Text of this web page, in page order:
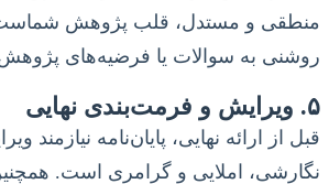
منطقی و مستدل، قلب پژوهش
روشنی به سوالات یا فرضیه‌های
۵. ویرایش و فرمت‌بندی نهایی
قبل از ارائه نهایی، پایان‌نامه نیازمند
نگارشی، املایی و گرامری است.